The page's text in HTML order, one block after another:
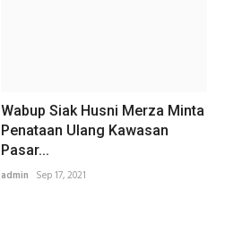
Wabup Siak Husni Merza Minta
Penataan Ulang Kawasan
Pasar...
admin Sep 17, 2021